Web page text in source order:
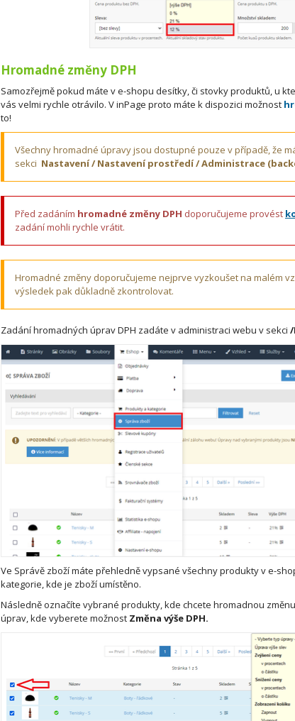
Hromadné změny DPH
Samozřejmě pokud máte v e-shopu desítky, či stovky produktů, u
vás velmi rychle otrávilo. V inPage proto máte k dispozici možnost
to!
Všechny hromadné úpravy jsou dostupné pouze v případě, že
sekci Nastavení / Nastavení prostředí / Administrace
Před zadáním hromadné změny DPH doporučujeme provést
zadání mohli rychle vrátit.
Hromadné změny doporučujeme nejprve vyzkoušet na malém
výsledek pak důkladně zkontrolovat.
Zadání hromadných úprav DPH zadáte v administraci webu v sekci /
Ve Správě zboží máte přehledně vypsané všechny produkty v e-
kategorie, kde je zboží umístěno.
Následně označíte vybrané produkty, kde chcete hromadnou
úprav, kde vyberete možnost Změna výše DPH.